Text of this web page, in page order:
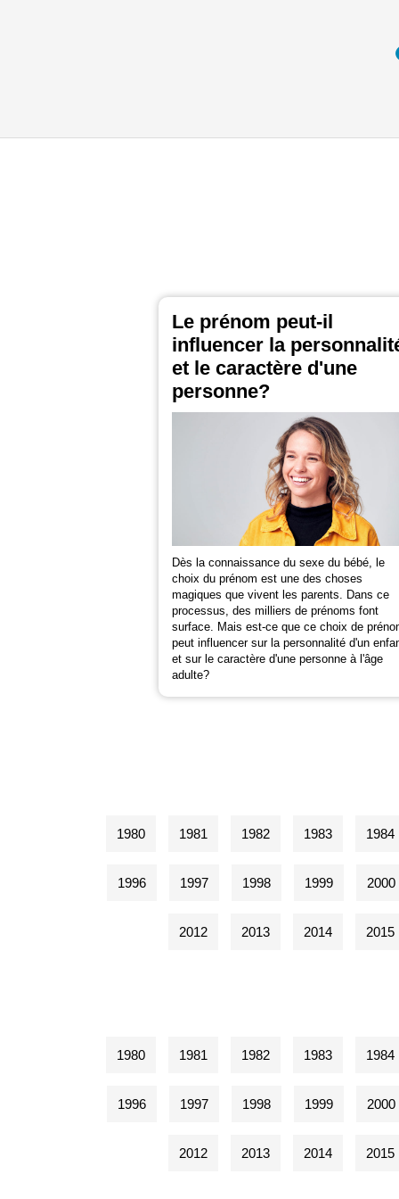
Le prénom peut-il
influencer la
et le caractère d'une
personne?
Dès la connaissance du sexe du bébé, le
choix du prénom est une des choses
magiques que vivent les parents. Dans ce
processus, des milliers de prénoms font
surface. Mais est-ce que ce choix de
peut influencer sur la personnalité d'un
et sur le caractère d'une personne à l'âge
adulte?
1980 1981 1982 1983 1984
1996 1997 1998 1999 2000
2012 2013 2014 2015
1980 1981 1982 1983 1984
1996 1997 1998 1999 2000
2012 2013 2014 2015